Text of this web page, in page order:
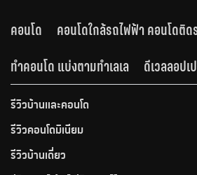
คอนโด
คอนโดใกล้รถไฟฟ้า คอนโดติ
ทำคอนโด แบ่งตามทำเลเล
ดีเวลลอปเ
รีวิวบ้านและคอนโด
รีวิวคอนโดมิเนียม
รีวิวบ้านเดี่ยว